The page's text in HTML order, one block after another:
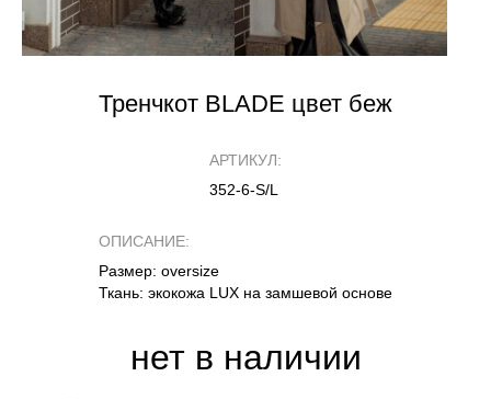
Тренчкот BLADE цвет беж
АРТИКУЛ:
352-6-S/L
ОПИСАНИЕ:
Размер: oversize
Ткань: экокожа LUX на замшевой основе
нет в наличии